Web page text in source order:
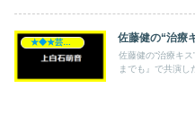
佐藤健の“治療
佐藤健の“治療キ
までも』で共演し